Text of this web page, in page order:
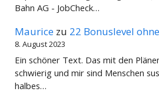
Bahn AG - JobCheck…
Maurice zu 22 Bonuslevel
8. August 2023
Ein schöner Text. Das mit den
schwierig und mir sind Menschen
halbes…